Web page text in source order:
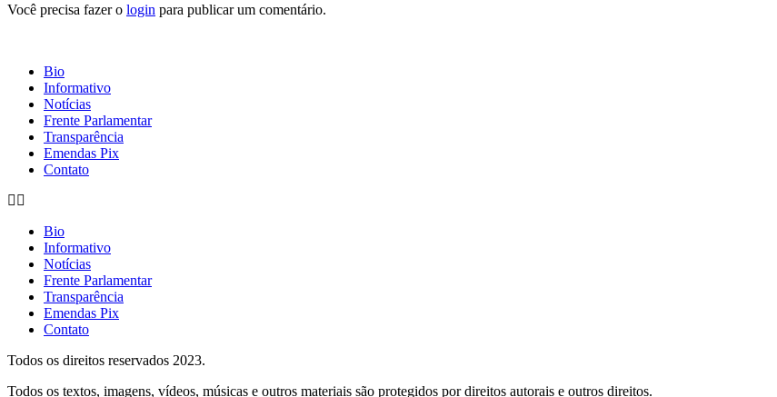
Você precisa fazer o login para publicar um comentário.
Bio
Informativo
Notícias
Frente Parlamentar
Transparência
Emendas Pix
Contato
Bio
Informativo
Notícias
Frente Parlamentar
Transparência
Emendas Pix
Contato
Todos os direitos reservados 2023.
Todos os textos, imagens, vídeos, músicas e outros materiais são protegidos por direitos autorais e outros direitos.